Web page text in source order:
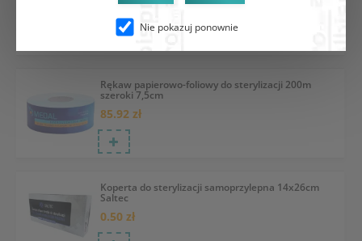
Nie pokazuj ponownie
Rękaw papierowo-foliowy do sterylizacji 200m
szeroki 7,5cm
85.92 zł
Koperta do sterylizacji samoprzylepna 14x26cm
Saltec
0.50 zł